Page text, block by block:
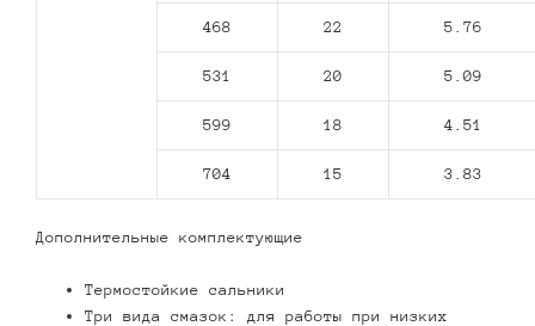
468 22 5.76
531 20 5.09
599 18 4.51
704 15 3.83
Дополнительные комплектующие
Термостойкие сальники
Три вида смазок: для работы при низких